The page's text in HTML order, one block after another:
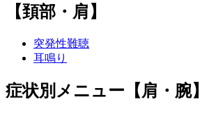
【頚部・肩】
突発性難聴
耳鳴り
症状別メニュー【肩・腕】